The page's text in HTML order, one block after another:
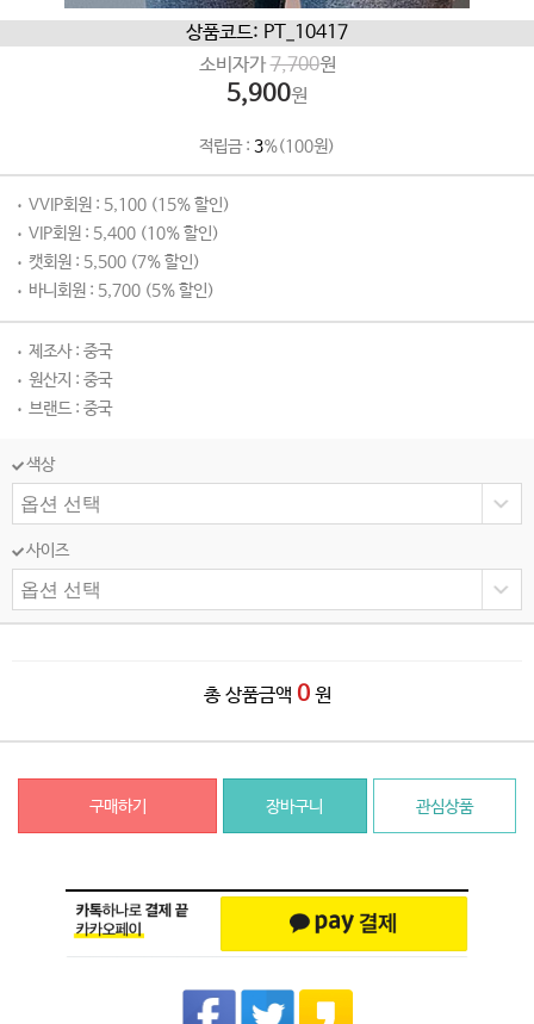
상품코드: PT_10417
소비자가7,700원
5,900원
적립금 : 3%(100원)
VVIP회원 : 5,100 (15% 할인)
VIP회원 : 5,400 (10% 할인)
캣회원 : 5,500 (7% 할인)
바니회원 : 5,700 (5% 할인)
제조사 : 중국
원산지 : 중국
브랜드 : 중국
색상
사이즈
총 상품금액 0 원
구매하기 장바구니 관심상품